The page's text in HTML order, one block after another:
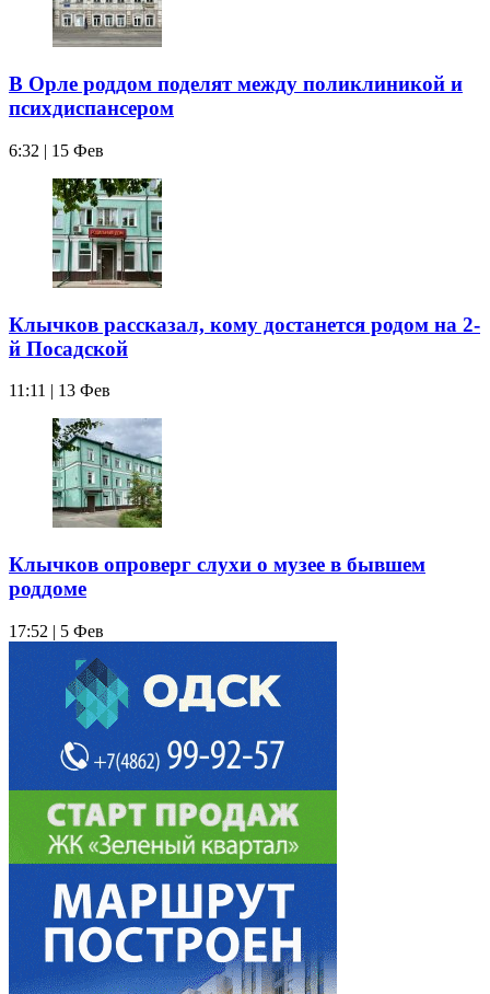
В Орле роддом поделят между поликлиникой и
психдиспансером
6:32 | 15 Фев
Клычков рассказал, кому достанется родом на 2-
й Посадской
11:11 | 13 Фев
Клычков опроверг слухи о музее в бывшем
роддоме
17:52 | 5 Фев